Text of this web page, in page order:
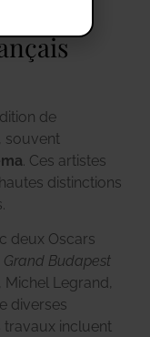
de
, souvent
. Ces artistes
distinctions
deux Oscars
Grand Budapest
Michel Legrand,
diverses
travaux incluent